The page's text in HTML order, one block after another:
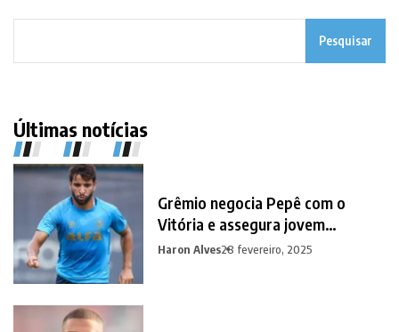
Pesquisar
Últimas notícias
Grêmio negocia Pepê com o
Vitória e assegura jovem
promessa em contrapartida
Haron Alves28 fevereiro, 2025